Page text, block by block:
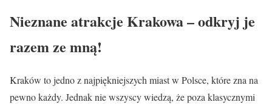
Nieznane atrakcje Krakowa – odkryj je
razem ze mną!
Kraków to jedno z najpiękniejszych miast w Polsce, które zna na
pewno każdy. Jednak nie wszyscy wiedzą, że poza klasycznymi